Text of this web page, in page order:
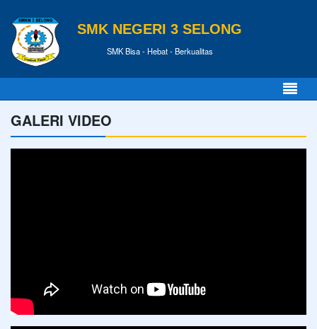
SMK NEGERI 3 SELONG
SMK Bisa - Hebat - Berkualitas
GALERI VIDEO